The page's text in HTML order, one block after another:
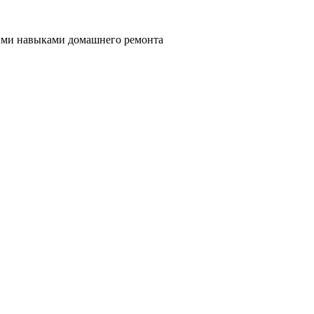
навыками домашнего ремонта